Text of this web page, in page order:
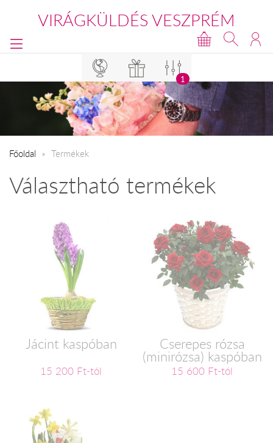
VIRÁGKÜLDÉS VESZPRÉM
1
Főoldal Termékek
Választható termékek
Jácint kaspóban
15 200 Ft-tól
Cserepes rózsa
(minirózsa) kaspóban
15 600 Ft-tól